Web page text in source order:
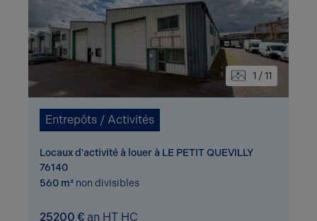
1 / 11
Entrepôts / Activités
Locaux d'activité à louer à LE PETIT QUEVILLY
76140
560 m² non divisibles
25200 € an HT HC